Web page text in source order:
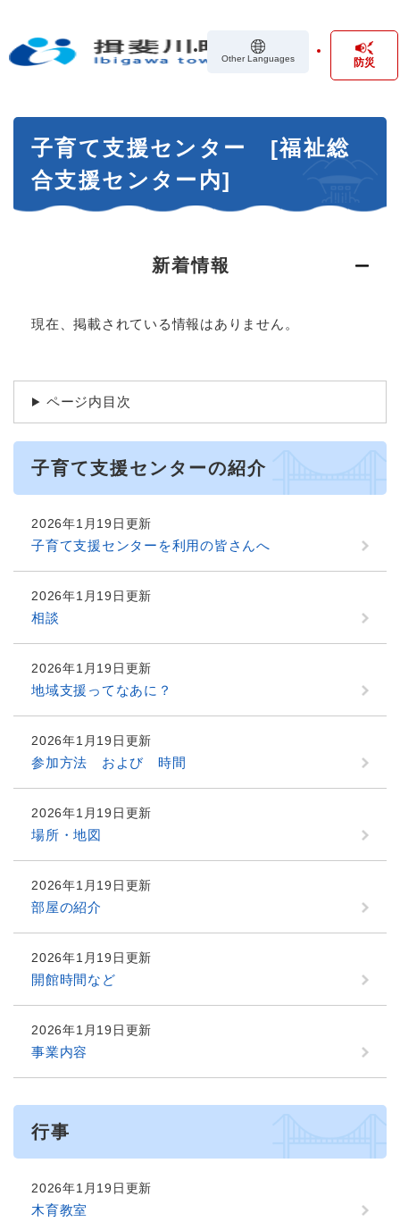
の
Other Languages 防災
子育て支援センター [福祉総
合支援センター内]
新着情報
現在、掲載されている情報はありません。
ページ内目次
子育て支援センターの紹介
2026年1月19日更新
子育て支援センターを利用の皆さんへ
2026年1月19日更新
相談
2026年1月19日更新
地域支援ってなあに？
2026年1月19日更新
参加方法 および 時間
2026年1月19日更新
場所・地図
2026年1月19日更新
部屋の紹介
2026年1月19日更新
開館時間など
2026年1月19日更新
事業内容
行事
2026年1月19日更新
木育教室